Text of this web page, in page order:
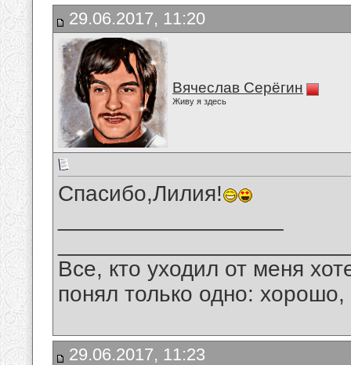
29.06.2017, 11:20
Вячеслав Серёгин
Живу я здесь
Спасибо,Лилия!
Все, кто уходил от меня
понял только одно:
29.06.2017, 11:23